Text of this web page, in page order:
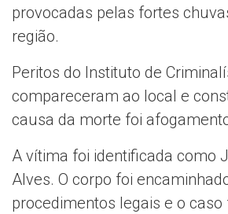
provocadas pelas fortes
região.
Peritos do Instituto de
compareceram ao local e
causa da morte foi
A vítima foi identificada como
Alves. O corpo foi
procedimentos legais e o